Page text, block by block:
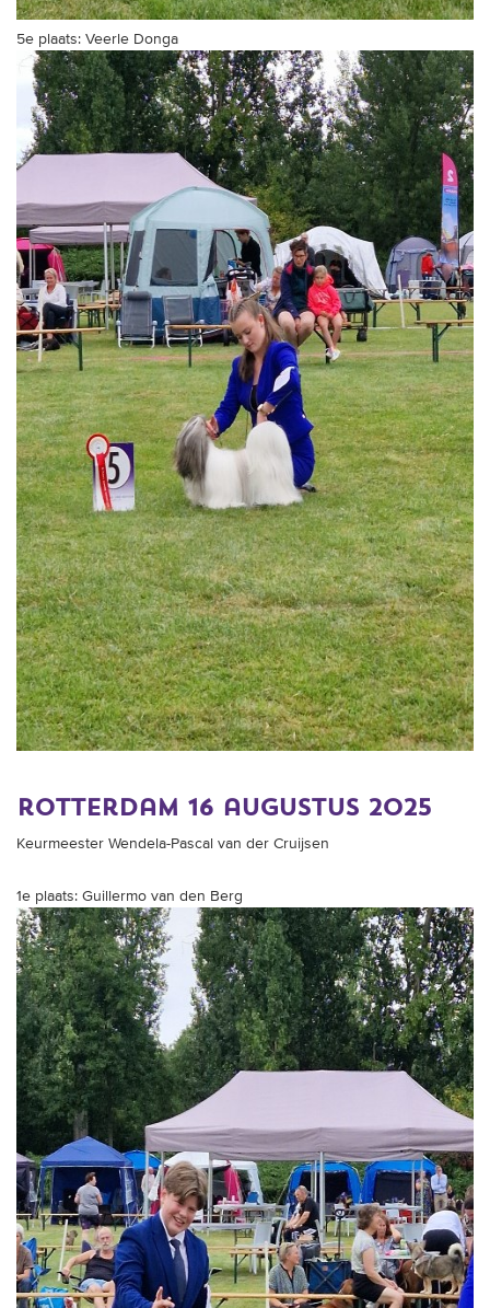
5e plaats: Veerle Donga
rotterdam 16 augustus 2025
Keurmeester Wendela-Pascal van der Cruijsen
1e plaats: Guillermo van den Berg